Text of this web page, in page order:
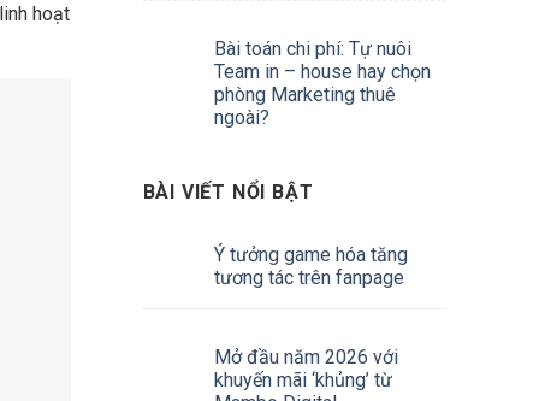
hoạt
Bài toán chi phí: Tự nuôi
Team in – house hay chọn
phòng Marketing thuê
ngoài?
BÀI VIẾT NỔI BẬT
Ý tưởng game hóa tăng
tương tác trên fanpage
Mở đầu năm 2026 với
khuyến mãi ‘khủng’ từ